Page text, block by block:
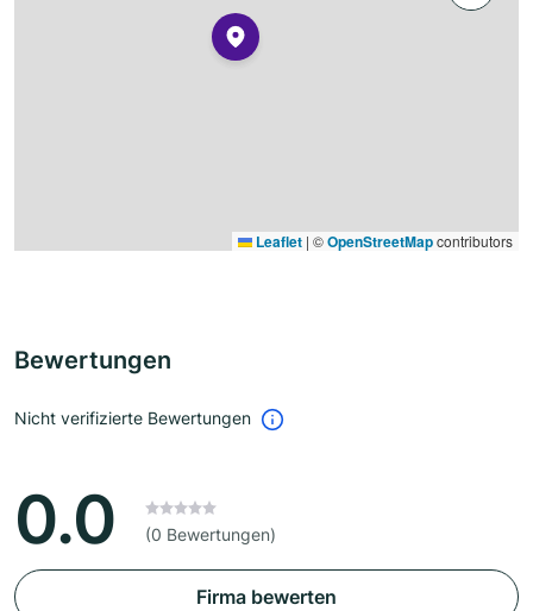
Leaflet | ©OpenStreetMapcontributors
Bewertungen
Nicht verifizierte Bewertungen
0.0 (0 Bewertungen)
Firma bewerten